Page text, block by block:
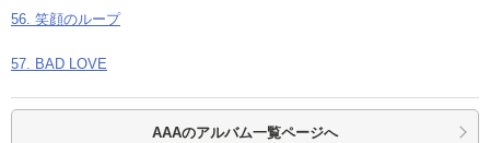
56. 笑顔のループ
57. BAD LOVE
AAAのアルバム一覧ページへ